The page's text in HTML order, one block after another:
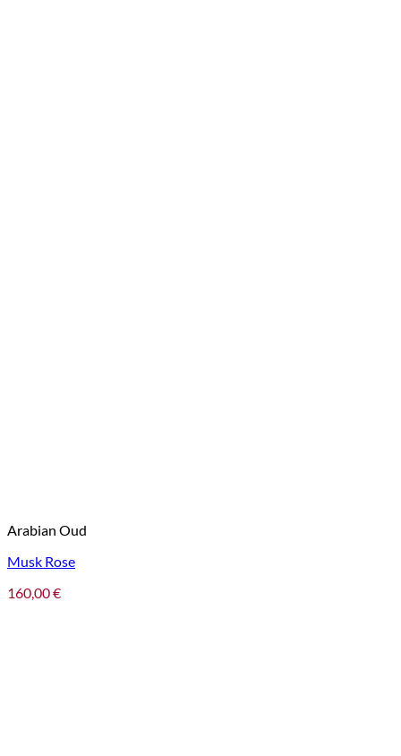
Arabian Oud
Musk Rose
160,00€